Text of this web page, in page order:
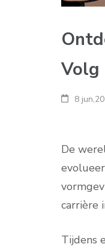
Volg
8
De
carrière
Tijdens